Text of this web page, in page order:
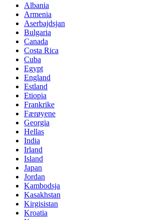
Albania
Armenia
Aserbajdsjan
Bulgaria
Canada
Costa Rica
Cuba
Egypt
England
Estland
Etiopia
Frankrike
Færøyene
Georgia
Hellas
India
Irland
Island
Japan
Jordan
Kambodsja
Kasakhstan
Kirgisistan
Kroatia